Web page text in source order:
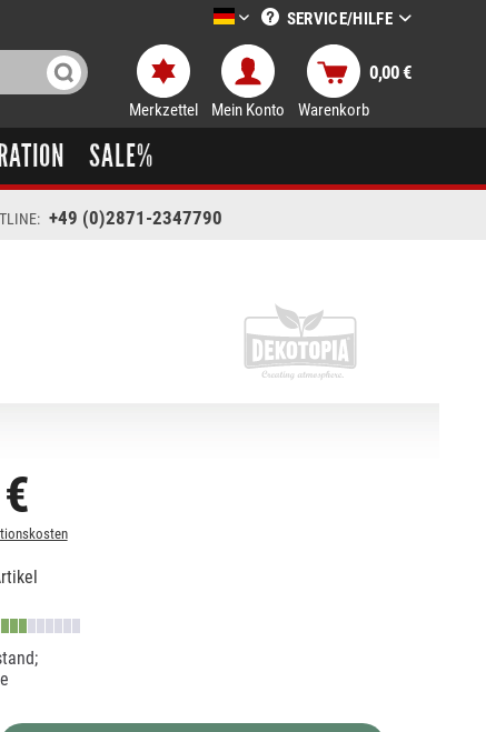
LTT-Versand deutsch
SERVICE/HILFE
Merkzettel Mein Konto Warenkorb
0,00 €
SALE%
+49 (0)2871-2347790